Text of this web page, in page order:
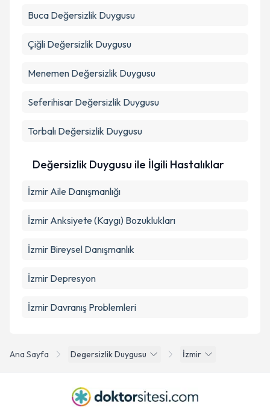
Ana Sayfa Degersizlik Duygusu İzmir
Buca Değersizlik Duygusu
Çiğli Değersizlik Duygusu
Menemen Değersizlik Duygusu
Seferihisar Değersizlik Duygusu
Torbalı Değersizlik Duygusu
Değersizlik Duygusu ile İlgili Hastalıklar
İzmir Aile Danışmanlığı
İzmir Anksiyete (Kaygı) Bozuklukları
İzmir Bireysel Danışmanlık
İzmir Depresyon
İzmir Davranış Problemleri